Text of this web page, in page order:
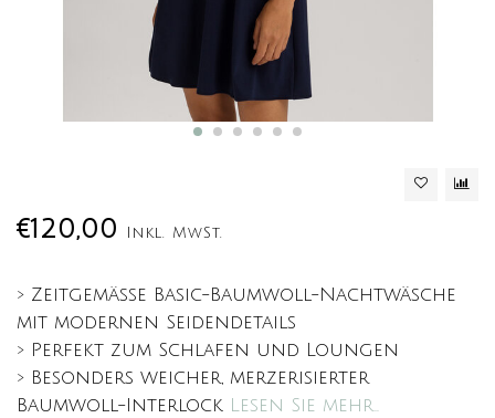
€120,00 Inkl. MwSt.
> Zeitgemäße Basic-Baumwoll-Nachtwäsche
mit modernen Seidendetails
> Perfekt zum Schlafen und Loungen
> Besonders weicher, merzerisierter
Baumwoll-Interlock Lesen Sie mehr..